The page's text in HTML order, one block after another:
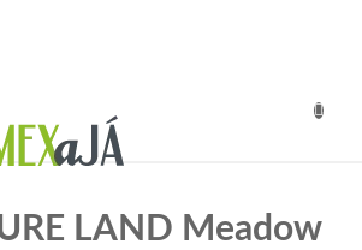
LAND Meadow